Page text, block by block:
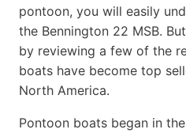
pontoon, you will easily
the Bennington 22 MSB.
by reviewing a few of the
boats have become top
North America.
Pontoon boats began in